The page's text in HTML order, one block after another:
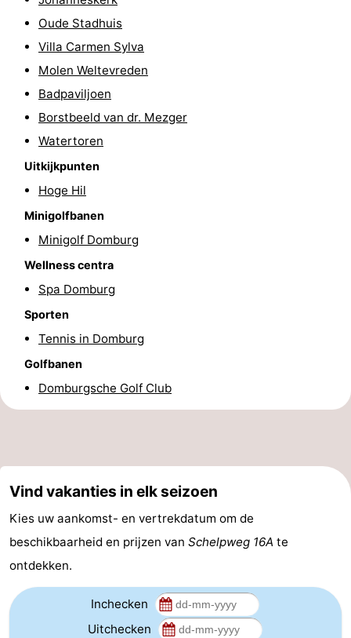
Route
Parkeren
Reisboekenwinkel
Medische
adressen
Zeeland
Schouwen-
Duiveland
Renesse
Bruinisse
-
Natuur
Oosterschelde
-
Burgh
-
Kop
Oude Stadhuis
Villa Carmen Sylva
Molen Weltevreden
Badpaviljoen
Borstbeeld van dr. Mezger
Watertoren
Uitkijkpunten
Hoge Hil
Minigolfbanen
Minigolf Domburg
Wellness centra
Spa Domburg
Sporten
Tennis in Domburg
Golfbanen
Domburgsche Golf Club
Vind vakanties in elk seizoen
Kies uw aankomst- en vertrekdatum om de
beschikbaarheid en prijzen van Schelpweg 16A te
ontdekken.
Inchecken
Uitchecken